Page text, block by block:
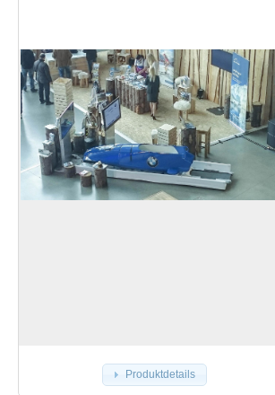
Produktdetails